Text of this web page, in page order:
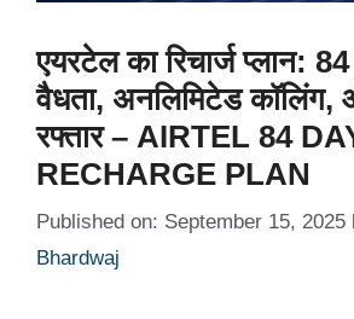
एयरटेल का रिचार्ज प्लान:
वैधता, अनलिमिटेड कॉलिंग,
रफ्तार – AIRTEL 84
RECHARGE PLAN
Published on: September 15, 2025
Bhardwaj